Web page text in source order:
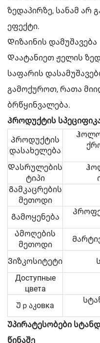
ზედაპირზე, სანამ არ
ეფექტი.
Დიზაინის დამუშავება
Დაატანიეთ ჟელის
საფარის
გამოქუროთ, რათა
ბრწყინვალება.
Პროდუქტის
Პროდუქტის
დასახელება
Დასრულების
ტიპი
Გამკაცრების
მეთოდი
Გამოყენება
Ამოღების
მეთოდი
Ვიზკოსიტეტი
Доступные
цвета
Უｐაკовка
Უპირატესობები
წინაშე